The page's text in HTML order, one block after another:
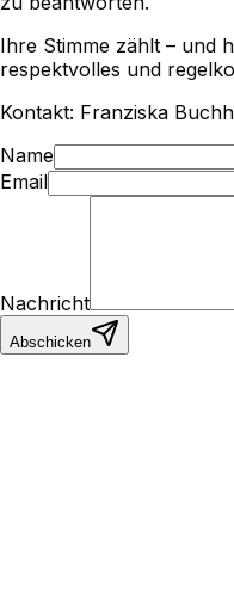
Ihre Stimme zählt – und
respektvolles und
Kontakt: Franziska
Name
Email
Nachricht
Abschicken